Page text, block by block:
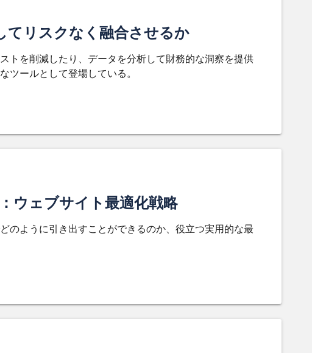
リスクなく融合させるか
トを削減したり、データを分析して財務的な洞察を提供
ツールとして登場している。
ウェブサイト最適化戦略
のように引き出すことができるのか、役立つ実用的な最